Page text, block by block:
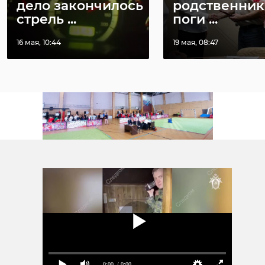
дело закончилось
стрель ...
16 мая, 10:44
поги ...
19 мая, 08:47
Фото: 47channel
2023 год мы
завершили с
профицитом
бюджета более 30
очень много. Второе -
к вопросам
организации
социальной сферы
здравоохранение и
так дальше) мы
подошли системно. 6
лет назад был принят
в котором